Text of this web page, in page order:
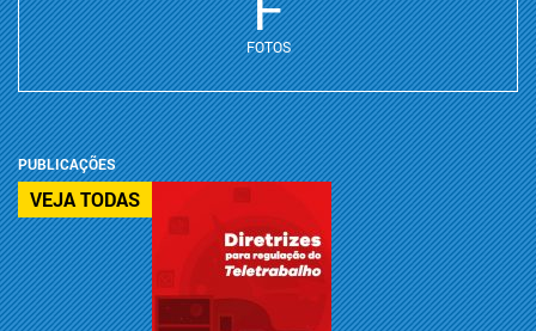
FOTOS
PUBLICAÇÕES
VEJA TODAS